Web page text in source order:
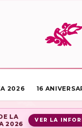
2026 16
LA
2026
VER LA